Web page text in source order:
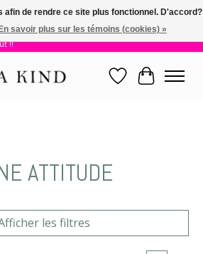
jusqu'au 23 août. Les commandes seront
!!
Liste dePanier
ATTITUDE
les filtres
afin de rendre ce site plus fonctionnel. D'accord?
En savoir plus sur les témoins (cookies) »